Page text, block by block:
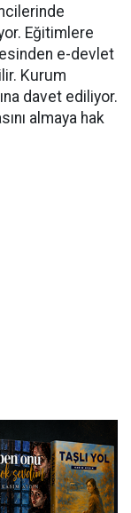
Eğitimlere
e-devlet
Kurum
davet ediliyor.
almaya hak